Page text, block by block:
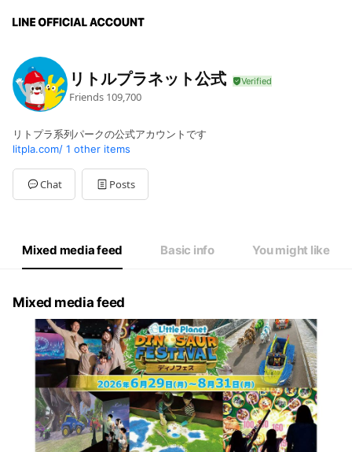
リトルプラネット公式
Friends 109,700
リトプラ系列パークの公式アカウントです
litpla.com/ 1 other items
Chat Posts
Mixed media feed Basic info You might like
Mixed media feed